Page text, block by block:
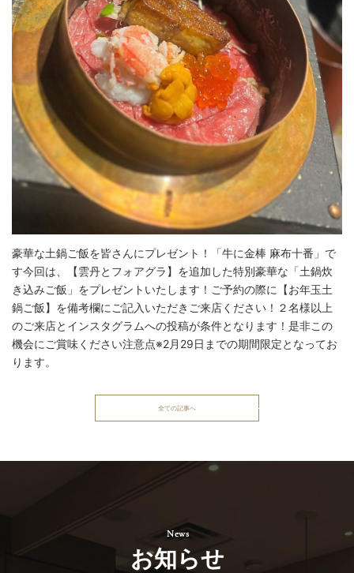
豪華な土鍋ご飯を皆さんにプレゼント！「牛に金棒 麻布十番」で
す今回は、【雲丹とフォアグラ】を追加した特別豪華な「土鍋炊
き込みご飯」をプレゼントいたします！ご予約の際に【お年玉土
鍋ご飯】を備考欄にご記入いただきご来店ください！２名様以上
のご来店とインスタグラムへの投稿が条件となります！是非この
機会にご賞味ください️注意点️※2月29日までの期間限定となってお
ります。
全ての記事へ
お知らせ